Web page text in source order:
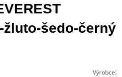
žluto-šedo-černý
Výrobce: